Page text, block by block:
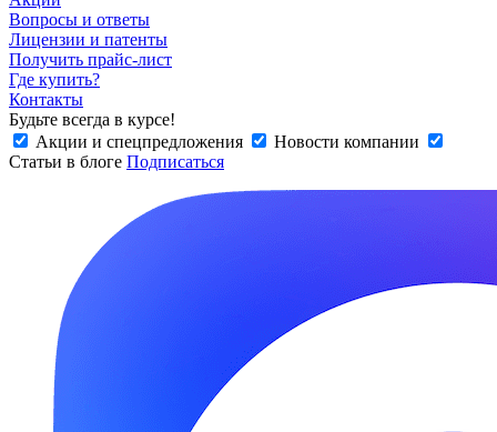
Вопросы и ответы
Лицензии и патенты
Получить прайс-лист
Где купить?
Контакты
Будьте всегда в курсе!
Акции и спецпредложения
Новости компании
Статьи в блоге Подписаться